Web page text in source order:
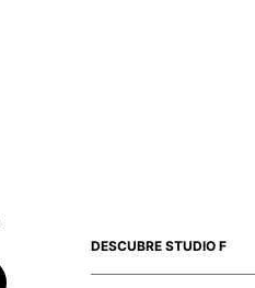
DESCUBRE STUDIO F